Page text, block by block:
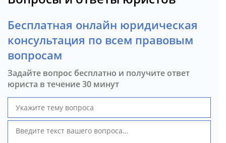
Бесплатная онлайн юридическая
консультация по всем правовым
вопросам
Задайте вопрос бесплатно и получите ответ
юриста в течение 30 минут